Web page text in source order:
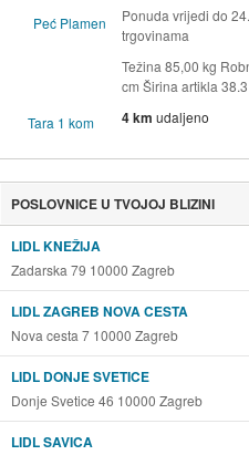
Ponuda vrijedi do
trgovinama
Težina 85,00 kg
cm Širina artikla
4 km udaljeno
POSLOVNICE U TVOJOJ BLIZINI
LIDL KNEŽIJA
Zadarska 79 10000 Zagreb
LIDL ZAGREB NOVA CESTA
Nova cesta 7 10000 Zagreb
LIDL DONJE SVETICE
Donje Svetice 46 10000 Zagreb
LIDL SAVICA